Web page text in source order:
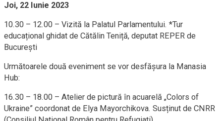
Joi, 22 Iunie 2023
10.30 – 12.00 – Vizită la Palatul Parlamentului. *Tur
educațional ghidat de Cătălin Teniță, deputat REPER de
București
Următoarele două eveniment se vor desfășura la Manasia
Hub:
16.30 – 18.00 – Atelier de pictură în acuarelă „Colors of
Ukraine” coordonat de Elya Mayorchikova. Susținut de CNRR